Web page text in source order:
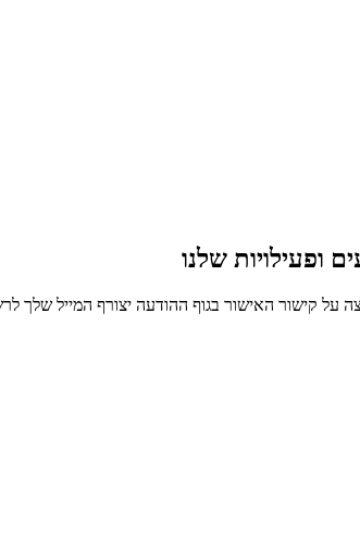
ופעילויות שלנו
קישור האישור בגוף ההודעה יצורף המייל שלך